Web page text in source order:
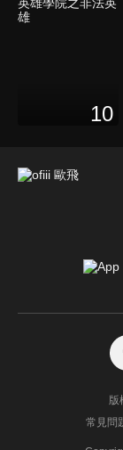
10
版
常見問